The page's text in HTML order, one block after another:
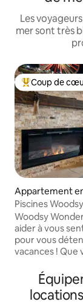
Les
mer sont très
Coups de
Coup de
Appartement en
Branson
Piscines
jacuzzi et
Woodsy
aider à vous
pour vous
vacances ! Que
famille ou un
voulons que
chez vous !